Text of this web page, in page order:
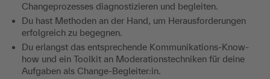
Changeprozesses diagnostizieren und begleiten.
Du hast Methoden an der Hand, um Herausforderungen
erfolgreich zu begegnen.
Du erlangst das entsprechende Kommunikations-Know-
how und ein Toolkit an Moderationstechniken für deine
Aufgaben als Change-Begleiter:in.